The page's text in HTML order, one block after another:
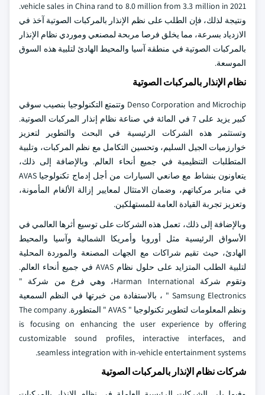
vehicle sales in China rand to 8.0 million from 3.3 million in 2021.
ونتيجة لذلك، فإن الطلب على نظم الإنذار بالمركبات الصوتية آخذ في
الازدياد بسرعة، مما يخلق فرصا مربحة لمصنعي وموردي نظام الإنذار
بالمركبات الصوتية في منطقة آسيا والمحيط الهادئ لتلبية هذه السوق
الموسعة.
نظام الإنذار بالمركبات الصوتية
Denso Corporation and Microchip وتتمتع التكنولوجيا بنصيب سوقي
كبير يزيد على 7 في المائة في صناعة نظام إنذار المركبات الصوتية.
وتستثمر هذه الشركات الرئيسية في البحث والتطوير لتعزيز
خوارزميات الجيل السليم، وتحسين التكامل مع نظم المركبات، وتلبية
المتطلبات التنظيمية في جميع أنحاء العالم. وبالإضافة إلى ذلك،
يتعاونون بنشاط مع صانعي السيارات من أجل إدماج تكنولوجيا AVAS
في منابر مركباتهم، وضمان الامتثال لمعايير إزالة الألغام المأمونة،
وتعزيز تجربة القيادة العامة للمستهلكين.
وبالإضافة إلى ذلك، تعمل هذه الشركات على توسيع أثرها العالمي في
الأسواق الرئيسية مثل أوروبا وأمريكا الشمالية وآسيا والمحيط
الهادئ، حيث تقيم شراكات مع الجهات المصنعة والموردة المحلية
لتلبية الطلب المتزايد على حلول نظام AVAS في جميع أنحاء العالم.
وتقوم شركة Harman International، وهي فرع من شركة "
Samsung Electronics " ، بالاستفادة من خبرتها في النظم السمعية
ونظم المعلومات لتطوير تكنولوجيا " AVAS " المتطورة. The company
is focusing on enhancing the user experience by offering
customizable sound profiles, interactive interfaces, and
seamless integration with in-vehicle entertainment systems.
شركات نظام الإنذار بالمركبات الصوتية